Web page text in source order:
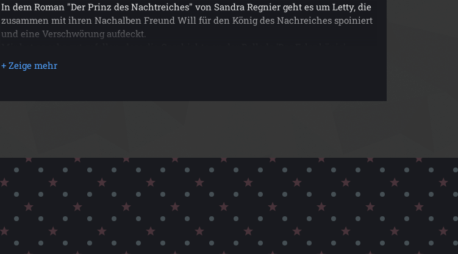
In dem Roman "Der Prinz des Nachtreiches" von Sandra Regnier geht es um Letty, die
zusammen mit ihren Nachalben Freund Will für den König des Nachreiches spoiniert
und eine Verschwörung aufdeckt.
angelehnt war und diese sich wie ein roter Faden durch die Geschichte gezogen hat.
Die von Sandra Regnier erschaffene Welt der Nachtalben, Werwölfe und Harpyen hat
hätte. Letty als Protagonistin war spannend, weil man gut mit ihr mitfühlen konnte,
Hintergrundwissen.
Insgesamt kann ich den Roman allen empfehlen, die nach einer spannenden und
innovativen Urban Fantasy Geschichte suchen!